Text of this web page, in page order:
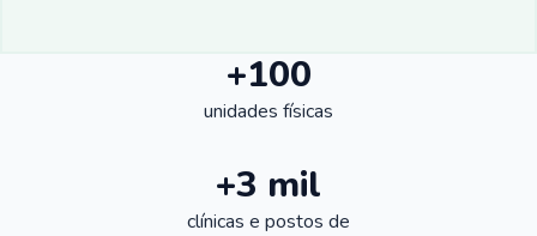
+100
unidades físicas
+3 mil
clínicas e postos de